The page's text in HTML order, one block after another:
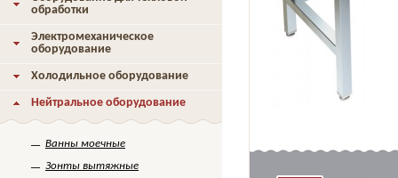
обработки
Электромеханическое
оборудование
Холодильное оборудование
Нейтральное оборудование
Ванны моечные
Зонты вытяжные